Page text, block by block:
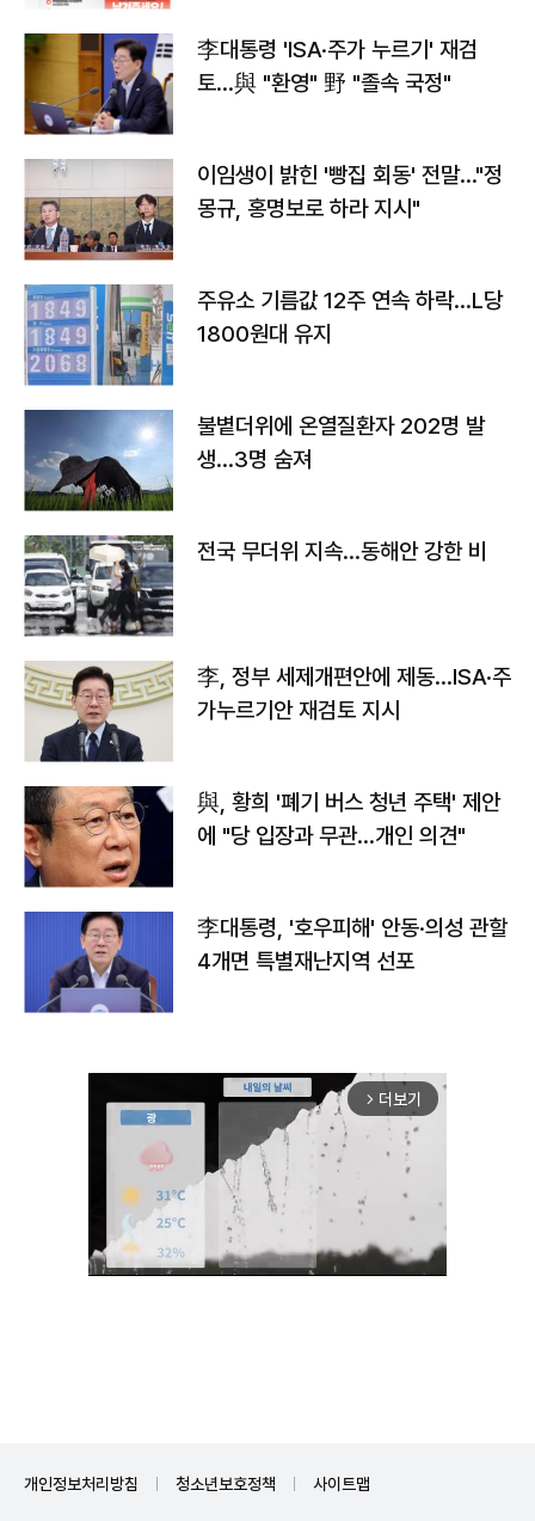
李대통령 'ISA·주가 누르기' 재검
토…與 "환영" 野 "졸속 국정"
이임생이 밝힌 '빵집 회동' 전말…"정
몽규, 홍명보로 하라 지시"
주유소 기름값 12주 연속 하락…L당
1800원대 유지
불볕더위에 온열질환자 202명 발
생…3명 숨져
전국 무더위 지속…동해안 강한 비
李, 정부 세제개편안에 제동…ISA·주
가누르기안 재검토 지시
與, 황희 '폐기 버스 청년 주택' 제안
에 "당 입장과 무관…개인 의견"
李대통령, '호우피해' 안동·의성 관할
4개면 특별재난지역 선포
arrow_forward_ios 더보기
개인정보처리방침 청소년보호정책 사이트맵